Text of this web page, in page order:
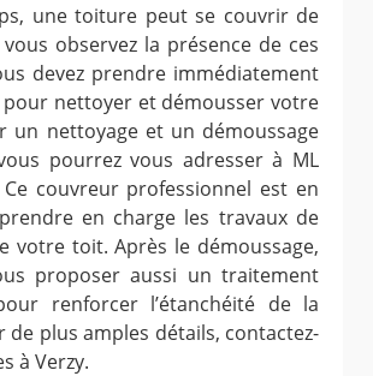
une toiture peut se couvrir de
observez la présence de ces
devez prendre immédiatement
pour nettoyer et démousser votre
un nettoyage et un démoussage
pourrez vous adresser à ML
Ce couvreur professionnel est en
en charge les travaux de
votre toit. Après le démoussage,
proposer aussi un traitement
renforcer l’étanchéité de la
plus amples détails, contactez-
à Verzy.